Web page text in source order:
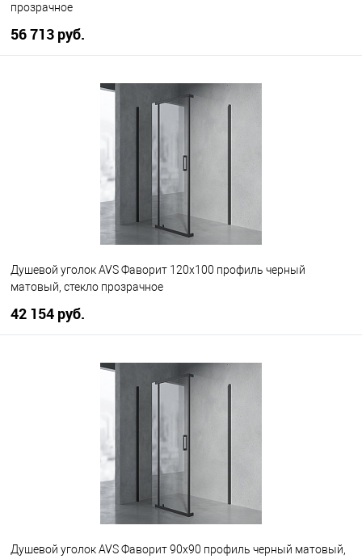
прозрачное
56 713 руб.
В корзину
Душевой уголок AVS Фаворит 120x100 профиль черный
матовый, стекло прозрачное
42 154 руб.
В корзину
Душевой уголок AVS Фаворит 90x90 профиль черный матовый,